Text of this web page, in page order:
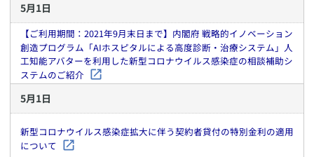
5月1日
【ご利用期間：2021年9月末日まで】内閣府 戦略的イノベーション
創造プログラム「AIホスピタルによる高度診断・治療システム」人
工知能アバターを利用した新型コロナウイルス感染症の相談補助シ
ステムのご紹介
5月1日
新型コロナウイルス感染症拡大に伴う契約者貸付の特別金利の適用
について